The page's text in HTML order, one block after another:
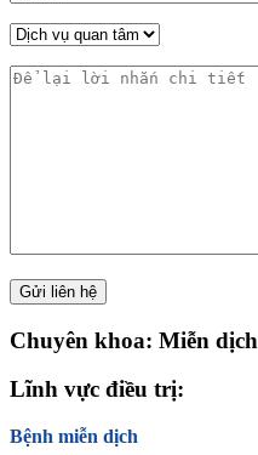
Chuyên khoa: Miễn dịch
Lĩnh vực điều trị:
Bệnh miễn dịch